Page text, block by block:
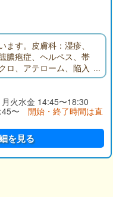
す。皮膚科：湿疹、
膿疱症、ヘルペス、帯
ロ、アテローム、陥入
自費診療でシミのレー
ともあります）な
火水金 14:45〜18:30
〜 開始・終了時間は直
を見る